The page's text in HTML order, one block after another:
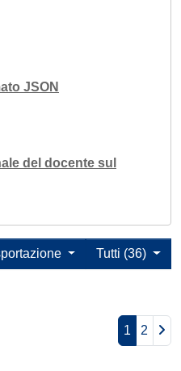
JSON
del docente sul
Tutti (36)
1 2